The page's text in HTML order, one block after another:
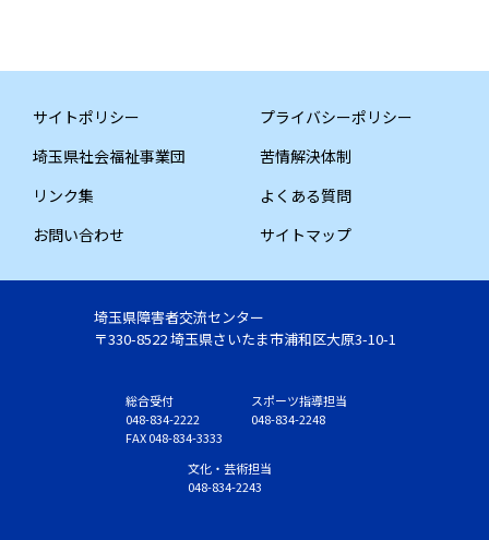
サイトポリシー
プライバシーポリシー
埼玉県社会福祉事業団
苦情解決体制
リンク集
よくある質問
お問い合わせ
サイトマップ
埼玉県障害者交流センター
〒330-8522 埼玉県さいたま市浦和区大原3-10-1
総合受付
048-834-2222
FAX 048-834-3333
スポーツ指導担当
048-834-2248
文化・芸術担当
048-834-2243